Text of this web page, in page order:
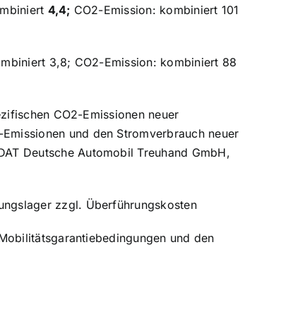
4,4; CO2-Emission: kombiniert 101
3,8; CO2-Emission: kombiniert 88
CO2-Emissionen neuer
und den Stromverbrauch neuer
Deutsche Automobil Treuhand GmbH,
zzgl. Überführungskosten
und den